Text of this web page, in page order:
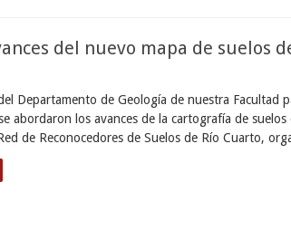
del nuevo mapa de suelos
Departamento de Geología de nuestra Facultad
abordaron los avances de la cartografía de
de Reconocedores de Suelos de Río Cuarto,